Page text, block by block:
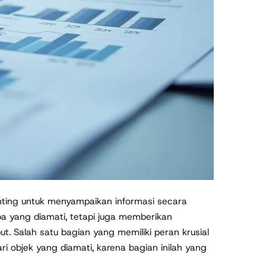
untuk menyampaikan informasi secara
yang diamati, tetapi juga memberikan
Salah satu bagian yang memiliki peran krusial
yang diamati, karena bagian inilah yang